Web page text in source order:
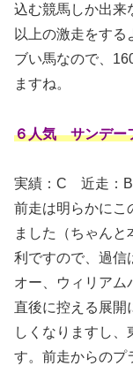
込む競馬しか出来
以上の激走をす
ブい馬なので、
ますね。
６人気 サンデー
実績：C 近走：
前走は明らかにこ
ました（ちゃん
利ですので、過信
オー、ウィリアム
直後に控える展開
しくなりますし、
す。前走からのプ